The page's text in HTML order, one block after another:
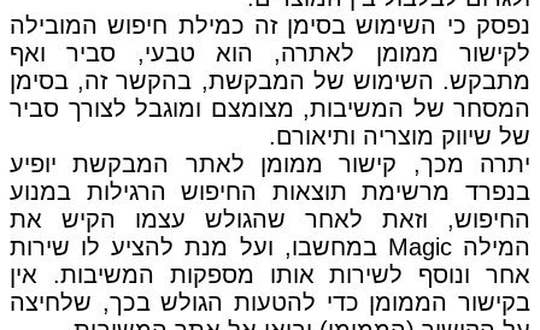
נפסק כי השימוש בסימן זה כמילת חיפוש המובילה
לקישור ממומן לאתרה, הוא טבעי, סביר ואף
מתבקש. השימוש של המבקשת, בהקשר זה, בסימן
המסחר של המשיבות, מצומצם ומוגבל לצורך סביר
של שיווק מוצריה ותיאורם.
יתרה מכך, קישור ממומן לאתר המבקשת יופיע
בנפרד מרשימת תוצאות החיפוש הרגילות במנוע
החיפוש, וזאת לאחר שהגולש עצמו הקיש את
המילה Magic במחשבו, ועל מנת להציע לו שירות
אחר ונוסף לשירות אותו מספקות המשיבות. אין
בקישור הממומן כדי להטעות הגולש בכך, שלחיצה